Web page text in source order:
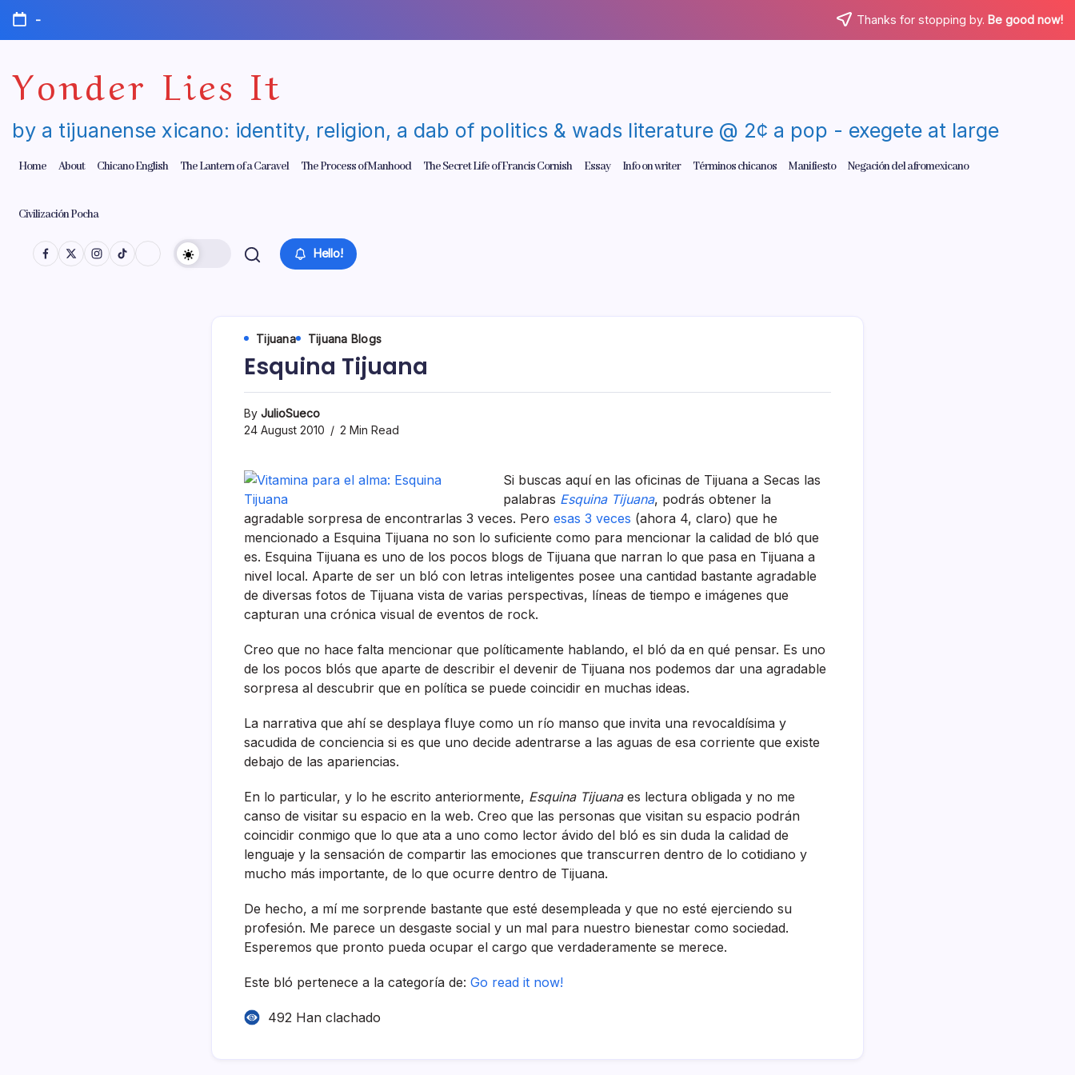
Skip
content
- Thanks for stopping by. Be good now!
Yonder Lies It
by a tijuanense xicano: identity, religion, a dab of politics & wads literature @ 2¢ a pop - exegete at large
Home About Chicano English The Lantern of a Caravel The Process of Manhood The Secret Life of Francis Cornish Essay Info on writer Términos chicanos Manifiesto Negación del afromexicano
Civilización Pocha
Hello!
Tijuana Tijuana Blogs
Esquina Tijuana
By JulioSueco
24 August 2010
2 Min Read
Si buscas aquí­ en las oficinas de Tijuana a Secas las
palabras Esquina Tijuana, podrás obtener la
agradable sorpresa de encontrarlas 3 veces. Pero esas 3 veces (ahora 4, claro) que he
mencionado a Esquina Tijuana no son lo suficiente como para mencionar la calidad de bló que
es. Esquina Tijuana es uno de los pocos blogs de Tijuana que narran lo que pasa en Tijuana a
nivel local. Aparte de ser un bló con letras inteligentes posee una cantidad bastante agradable
de diversas fotos de Tijuana vista de varias perspectivas, lí­neas de tiempo e imágenes que
capturan una crónica visual de eventos de rock.
Creo que no hace falta mencionar que polí­ticamente hablando, el bló da en qué pensar. Es uno
de los pocos blós que aparte de describir el devenir de Tijuana nos podemos dar una agradable
sorpresa al descubrir que en polí­tica se puede coincidir en muchas ideas.
La narrativa que ahí­ se desplaya fluye como un rí­o manso que invita una revocaldí­sima y
sacudida de conciencia si es que uno decide adentrarse a las aguas de esa corriente que existe
debajo de las apariencias.
En lo particular, y lo he escrito anteriormente, Esquina Tijuanaes lectura obligada y no me
canso de visitar su espacio en la web. Creo que las personas que visitan su espacio podrán
coincidir conmigo que lo que ata a uno como lector ávido del bló es sin duda la calidad de
lenguaje y la sensación de compartir las emociones que transcurren dentro de lo cotidiano y
mucho más importante, de lo que ocurre dentro de Tijuana.
De hecho, a mí­ me sorprende bastante que esté desempleada y que no esté ejerciendo su
profesión. Me parece un desgaste social y un mal para nuestro bienestar como sociedad.
Esperemos que pronto pueda ocupar el cargo que verdaderamente se merece.
Este bló pertenece a la categorí­a de: Go read it now!
492 Han clachado